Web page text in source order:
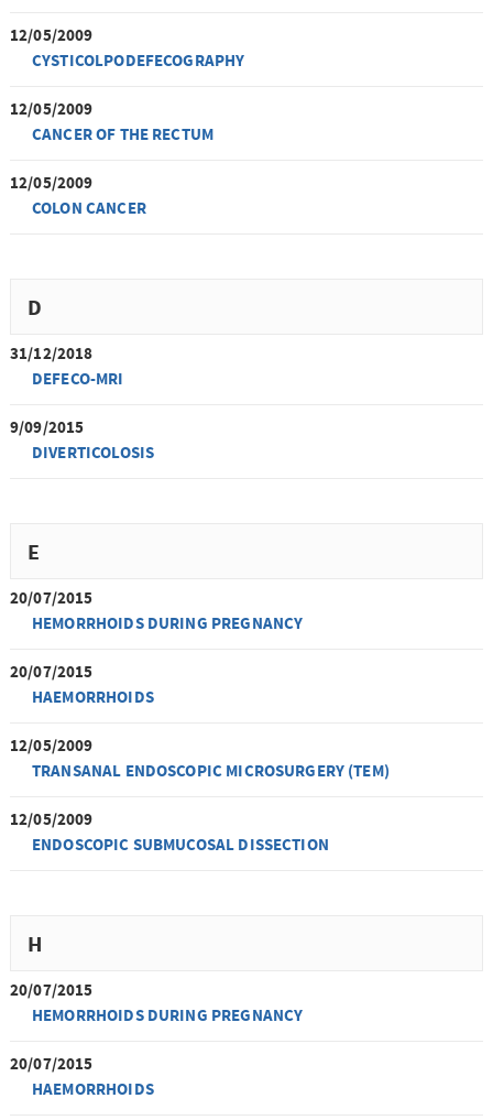
12/05/2009
CYSTICOLPODEFECOGRAPHY
12/05/2009
CANCER OF THE RECTUM
12/05/2009
COLON CANCER
D
31/12/2018
DEFECO-MRI
9/09/2015
DIVERTICOLOSIS
E
20/07/2015
HEMORRHOIDS DURING PREGNANCY
20/07/2015
HAEMORRHOIDS
12/05/2009
TRANSANAL ENDOSCOPIC MICROSURGERY (TEM)
12/05/2009
ENDOSCOPIC SUBMUCOSAL DISSECTION
H
20/07/2015
HEMORRHOIDS DURING PREGNANCY
20/07/2015
HAEMORRHOIDS